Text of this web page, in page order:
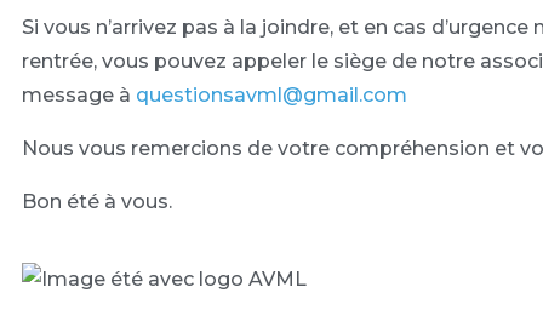
Si vous n’arrivez pas à la joindre, et en cas
rentrée, vous pouvez appeler le siège de notre
message à questionsavml@gmail.com
Nous vous remercions de votre compréhension et
Bon été à vous.